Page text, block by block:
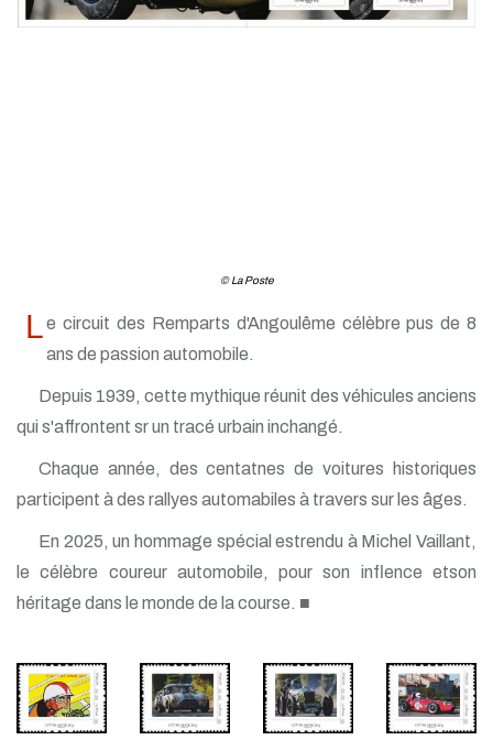
© La Poste
Le circuit des Remparts d'Angoulême célèbre pus de 8
ans de passion automobile.
Depuis 1939, cette mythique réunit des véhicules anciens
qui s'affrontent sr un tracé urbain inchangé.
Chaque année, des centatnes de voitures historiques
participent à des rallyes automabiles à travers sur les âges.
En 2025, un hommage spécial estrendu à Michel Vaillant,
le célèbre coureur automobile, pour son inflence etson
héritage dans le monde de la course. ■